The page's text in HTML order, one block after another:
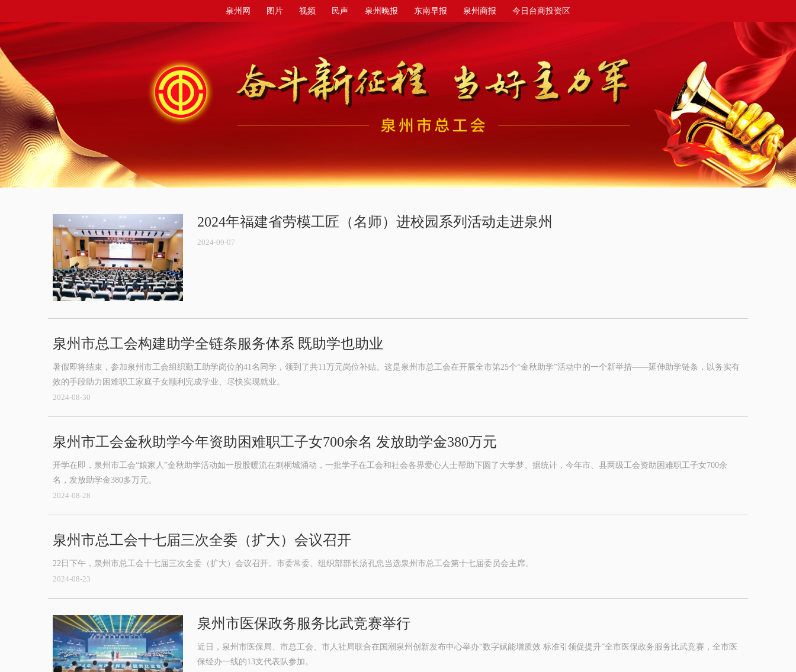
泉州网 图片 视频 民声 泉州晚报 东南早报 泉州商报 今日台商投资区
2024年福建省劳模工匠（名师）进校园系列活动走进泉州
2024-09-07
泉州市总工会构建助学全链条服务体系 既助学也助业
暑假即将结束，参加泉州市工会组织勤工助学岗位的41名同学，领到了共11万元岗位补贴。这是泉州市总工会在开展全市第25个“金秋助学”活动中的一个新举措——延伸助学链条，以务实有
效的手段助力困难职工家庭子女顺利完成学业、尽快实现就业。
2024-08-30
泉州市工会金秋助学今年资助困难职工子女700余名 发放助学金380万元
开学在即，泉州市工会“娘家人”金秋助学活动如一股股暖流在刺桐城涌动，一批学子在工会和社会各界爱心人士帮助下圆了大学梦。据统计，今年市、县两级工会资助困难职工子女700余
名，发放助学金380多万元。
2024-08-28
泉州市总工会十七届三次全委（扩大）会议召开
22日下午，泉州市总工会十七届三次全委（扩大）会议召开。市委常委、组织部部长汤孔忠当选泉州市总工会第十七届委员会主席。
2024-08-23
泉州市医保政务服务比武竞赛举行
近日，泉州市医保局、市总工会、市人社局联合在国潮泉州创新发布中心举办“数字赋能增质效 标准引领促提升”全市医保政务服务比武竞赛，全市医
保经办一线的13支代表队参加。